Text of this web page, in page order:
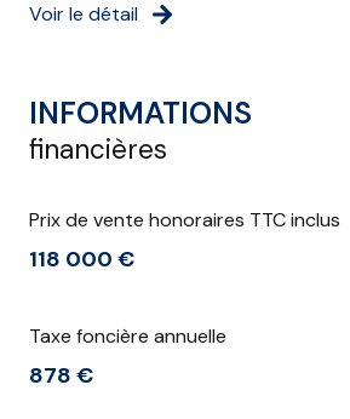
Voir le détail
INFORMATIONS
financières
Prix de vente honoraires TTC inclus
118 000 €
Taxe foncière annuelle
878 €